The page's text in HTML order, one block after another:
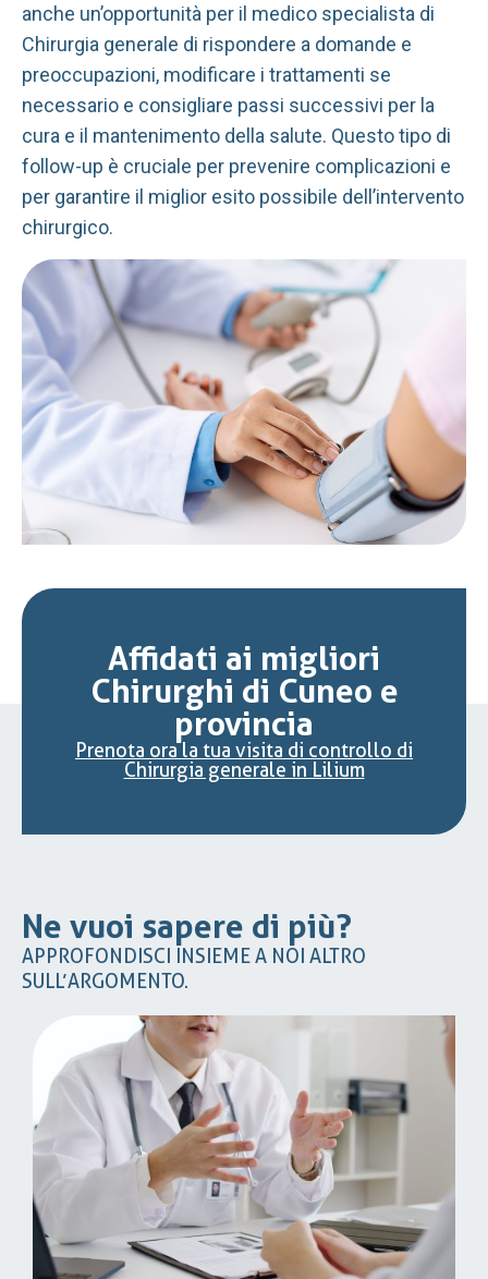
anche un’opportunità per il medico specialista di
Chirurgia generale di rispondere a domande e
preoccupazioni, modificare i trattamenti se
necessario e consigliare passi successivi per la
cura e il mantenimento della salute. Questo tipo di
follow-up è cruciale per prevenire complicazioni e
per garantire il miglior esito possibile dell’intervento
chirurgico.
Affidati ai migliori
Chirurghi di Cuneo e
provincia
Prenota ora la tua visita di controllo di
Chirurgia generale in Lilium
Ne vuoi sapere di più?
APPROFONDISCI INSIEME A NOI ALTRO
SULL’ARGOMENTO.